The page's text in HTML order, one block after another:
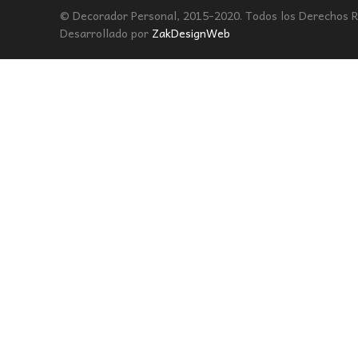
© Decorador Personal, 2015-2020. Todos los Derechos
Desarrollado por ZakDesignWeb